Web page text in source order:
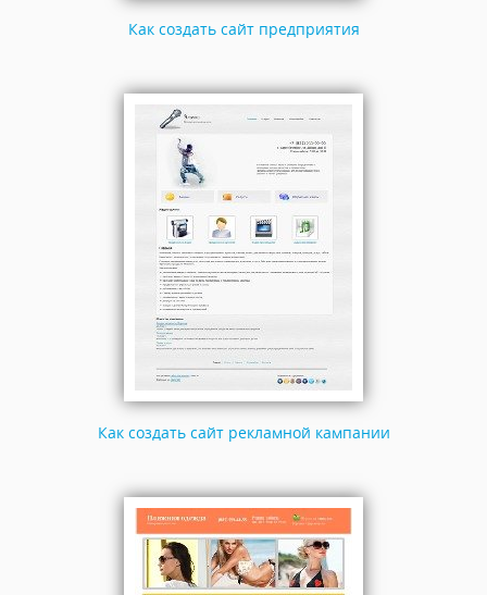
Как создать сайт предприятия
Как создать сайт рекламной кампании